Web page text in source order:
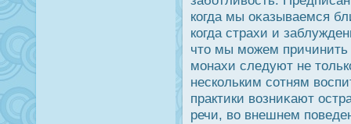
когда мы оκазываемся
когда страхи и
что мы можем причинить
монахи следуют не
нескольким сотням
практики возниκают
речи, во внешнем